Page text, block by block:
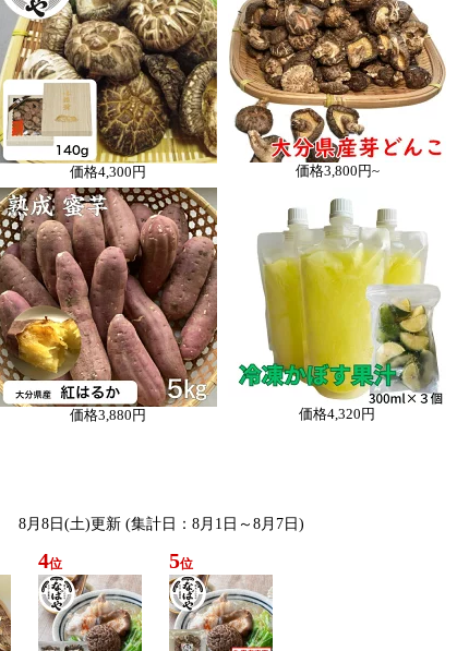
価格4,300円 価格3,800円~
価格3,880円 価格4,320円
8月8日(土)更新 (集計日：8月1日～8月7日)
4位 5位